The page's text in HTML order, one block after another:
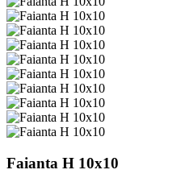
Faianta H 10x10